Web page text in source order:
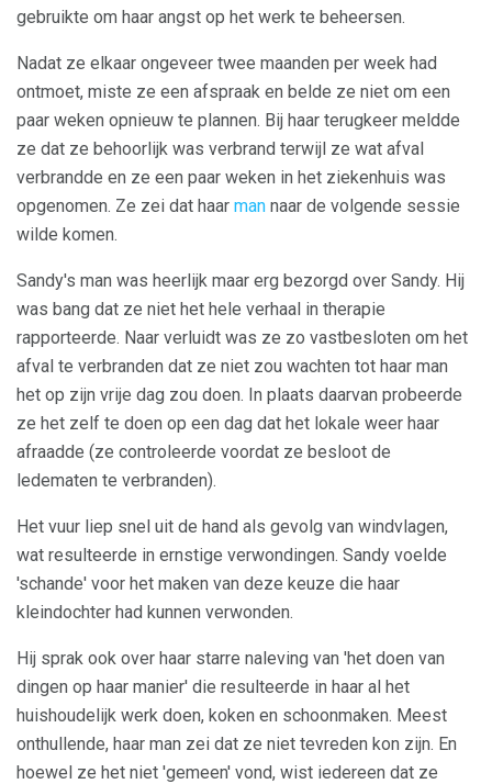
gebruikte om haar angst op het werk te beheersen.
Nadat ze elkaar ongeveer twee maanden per week had
ontmoet, miste ze een afspraak en belde ze niet om een ​​
paar weken opnieuw te plannen. Bij haar terugkeer meldde
ze dat ze behoorlijk was verbrand terwijl ze wat afval
verbrandde en ze een paar weken in het ziekenhuis was
opgenomen. Ze zei dat haar man naar de volgende sessie
wilde komen.
Sandy's man was heerlijk maar erg bezorgd over Sandy. Hij
was bang dat ze niet het hele verhaal in therapie
rapporteerde. Naar verluidt was ze zo vastbesloten om het
afval te verbranden dat ze niet zou wachten tot haar man
het op zijn vrije dag zou doen. In plaats daarvan probeerde
ze het zelf te doen op een dag dat het lokale weer haar
afraadde (ze controleerde voordat ze besloot de
ledematen te verbranden).
Het vuur liep snel uit de hand als gevolg van windvlagen,
wat resulteerde in ernstige verwondingen. Sandy voelde
'schande' voor het maken van deze keuze die haar
kleindochter had kunnen verwonden.
Hij sprak ook over haar starre naleving van 'het doen van
dingen op haar manier' die resulteerde in haar al het
huishoudelijk werk doen, koken en schoonmaken. Meest
onthullende, haar man zei dat ze niet tevreden kon zijn. En
hoewel ze het niet 'gemeen' vond, wist iedereen dat ze